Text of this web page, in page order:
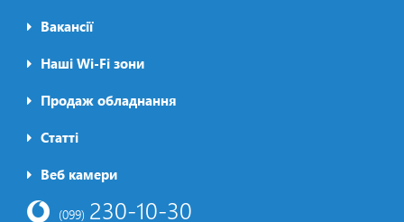
Вакансії
Наші Wi-Fi зони
Продаж обладнання
Футер3
Статті
Веб камери
(099) 230-10-30